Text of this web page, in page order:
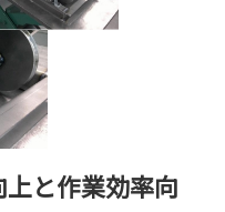
と作業効率向